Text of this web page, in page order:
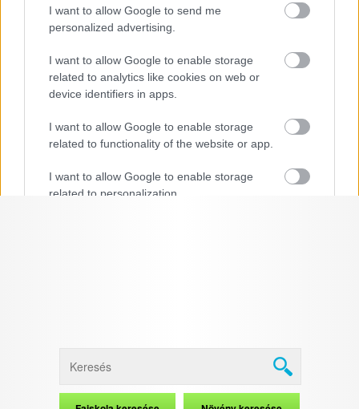
I want to allow Google to send me
personalized advertising.
I want to allow Google to enable storage
related to analytics like cookies on web or
device identifiers in apps.
I want to allow Google to enable storage
related to functionality of the website or app.
I want to allow Google to enable storage
related to personalization.
Data Deletion Privacy Policy
10
8
2
10